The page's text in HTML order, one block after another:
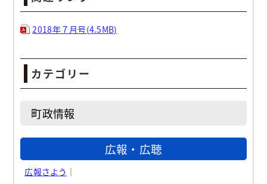
2018年７月号(4.5MB)
カテゴリー
町政情報
広報・広聴
広報さよう ｜